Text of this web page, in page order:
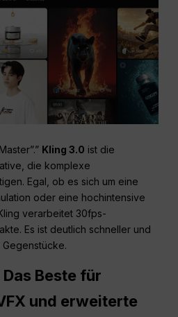
Kling 3.0 ist die
die komplexe
Egal, ob es sich um eine
oder eine hochintensive
verarbeitet 30fps-
Es ist deutlich schneller und
Beste für
und erweiterte